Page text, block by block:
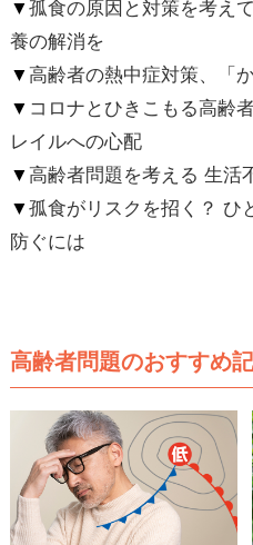
▼孤食の原因と対策を考え
養の解消を
▼ 高齢者の熱中症対策、「
▼ コロナとひきこもる高齢
レイルへの心配
▼ 高齢者問題を考える 生活
▼孤食がリスクを招く？ ひ
防ぐには
高齢者問題のおすすめ